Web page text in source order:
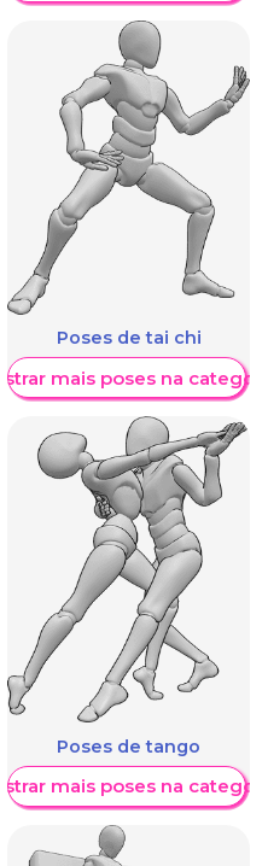
Poses de tai chi
mais poses na
Poses de tango
mais poses na